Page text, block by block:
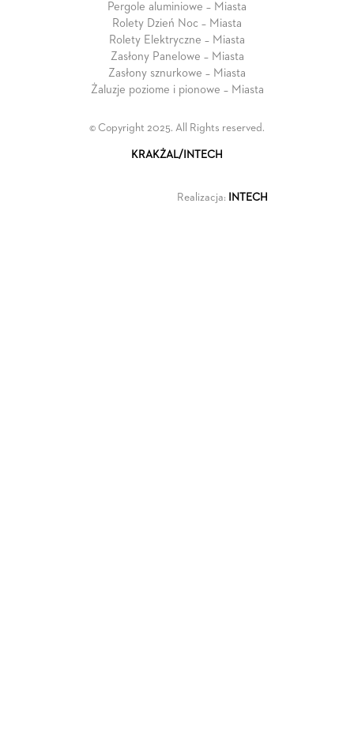
Pergole aluminiowe – Miasta
Rolety Dzień Noc – Miasta
Rolety Elektryczne – Miasta
Zasłony Panelowe – Miasta
Zasłony sznurkowe – Miasta
Żaluzje poziome i pionowe – Miasta
© Copyright 2025. All Rights reserved.
KRAKŻAL/INTECH
Realizacja: INTECH